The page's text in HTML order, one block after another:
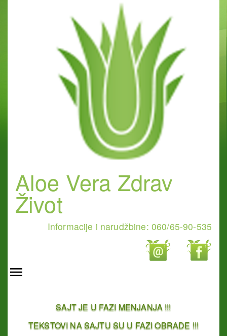
Aloe Vera Zdrav
Život
Informacije i narudžbine: 060/65-90-535
SAJT JE U FAZI MENJANJA !!!
TEKSTOVI NA SAJTU SU U FAZI OBRADE !!!